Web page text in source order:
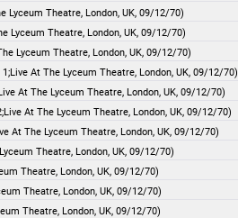
Lyceum Theatre, London, UK, 09/12/70)
Lyceum Theatre, London, UK, 09/12/70)
Lyceum Theatre, London, UK, 09/12/70)
At The Lyceum Theatre, London, UK, 09/12/70)
At The Lyceum Theatre, London, UK, 09/12/70)
At The Lyceum Theatre, London, UK, 09/12/70)
At The Lyceum Theatre, London, UK, 09/12/70)
Theatre, London, UK, 09/12/70)
Theatre, London, UK, 09/12/70)
Theatre, London, UK, 09/12/70)
Theatre, London, UK, 09/12/70)